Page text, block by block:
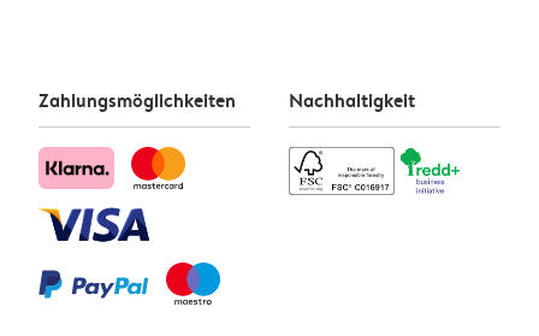
Zahlungsmöglichkeiten Nachhaltigkeit